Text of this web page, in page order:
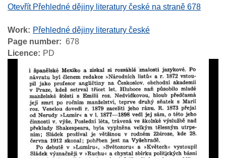
Otevřít Přehledné dějiny literatury české na straně 678
Work
Přehledné dějiny literatury české
Page number
678
Licence
PD